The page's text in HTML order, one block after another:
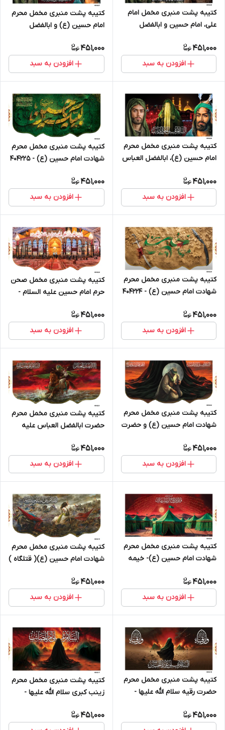
کتیبه پشت منبری مخمل امام
علی، امام حسین و ابالفضل
451,000
افزودن به سبد
کتیبه پشت منبری مخمل محرم
امام حسین (ع) و ابالفضل
451,000
افزودن به سبد
کتیبه پشت منبری مخمل محرم
امام حسین (ع)، ابالفضل العباس
404226
451,000
افزودن به سبد
کتیبه پشت منبری مخمل محرم
شهادت امام حسین (ع) - 404225
451,000
افزودن به سبد
کتیبه پشت منبری مخمل محرم
شهادت امام حسین (ع) - 404224
451,000
افزودن به سبد
کتیبه پشت منبری مخمل صحن
حرم امام حسین علیه السلام -
451,000
افزودن به سبد
کتیبه پشت منبری مخمل محرم
شهادت امام حسین (ع) و حضرت
451,000
افزودن به سبد
کتیبه پشت منبری مخمل محرم
حضرت ابالفضل العباس علیه
451,000
افزودن به سبد
کتیبه پشت منبری مخمل محرم
شهادت امام حسین (ع)- خیمه
451,000
افزودن به سبد
کتیبه پشت منبری مخمل محرم
شهادت امام حسین (ع)( قتلگاه )
451,000
افزودن به سبد
کتیبه پشت منبری مخمل محرم
حضرت رقیه سلام الله علیها -
451,000
کتیبه پشت منبری مخمل محرم
زینب کبری سلام الله علیها -
451,000